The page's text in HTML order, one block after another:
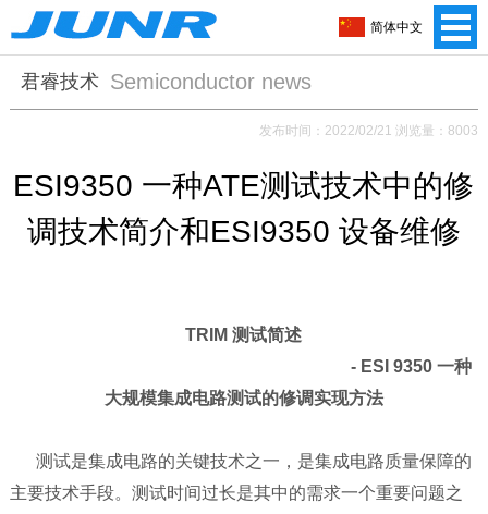
君睿技术 Semiconductor news
发布时间：2022/02/21 浏览量：8003
ESI9350 一种ATE测试技术中的修
调技术简介和ESI9350 设备维修
TRIM 测试简述
- ESI 9350 一种
大规模集成电路测试的修调实现方法
测试是集成电路的关键技术之一，是集成电路质量保障的
主要技术手段。测试时间过长是其中的需求一个重要问题之
简体中文